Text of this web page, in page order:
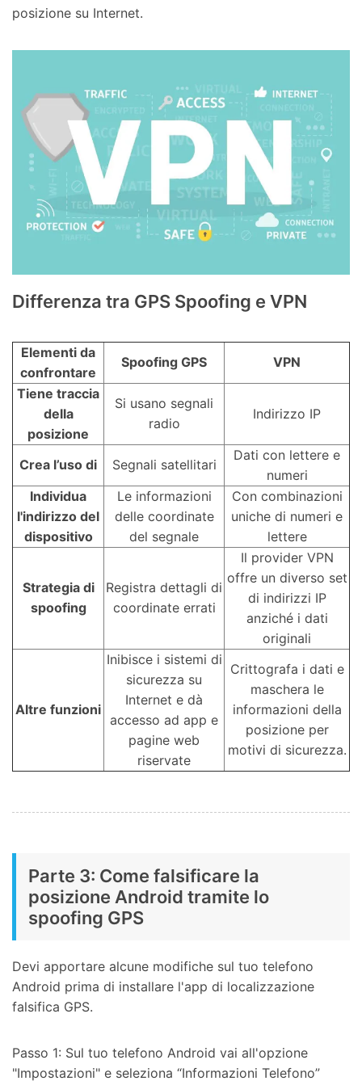
posizione su Internet.
Differenza tra GPS Spoofing e VPN
Elementi da
confrontare
Spoofing GPS
VPN
Tiene traccia
della
posizione
Si usano segnali
radio
Indirizzo IP
Crea l’uso di Segnali satellitari
Dati con lettere e
numeri
Individua
l'indirizzo del
dispositivo
Le informazioni
delle coordinate
del segnale
Con combinazioni
uniche di numeri e
lettere
Strategia di
spoofing
Registra dettagli di
coordinate errati
Il provider VPN
offre un diverso set
di indirizzi IP
anziché i dati
originali
Altre funzioni
Inibisce i sistemi di
sicurezza su
Internet e dà
accesso ad app e
pagine web
riservate
Crittografa i dati e
maschera le
informazioni della
posizione per
motivi di sicurezza.
Parte 3: Come falsificare la
posizione Android tramite lo
spoofing GPS
Devi apportare alcune modifiche sul tuo telefono
Android prima di installare l'app di localizzazione
falsifica GPS.
Passo 1: Sul tuo telefono Android vai all'opzione
"Impostazioni" e seleziona “Informazioni Telefono”